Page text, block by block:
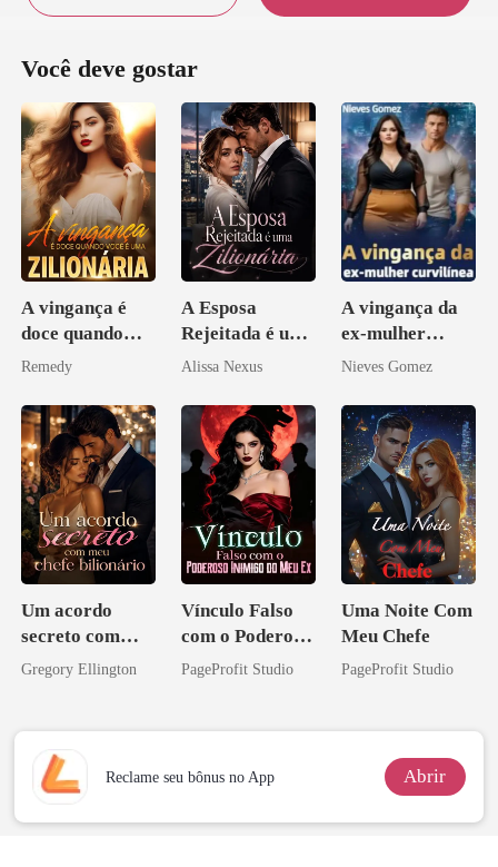
Você deve gostar
A vingança é
doce quando
você é uma
Remedy
A Esposa
Rejeitada é uma
Zilionária
Alissa Nexus
A vingança da
ex-mulher
curvilínea
Nieves Gomez
Um acordo
secreto com
meu chefe
Gregory Ellington
Vínculo Falso
com o Poderoso
Inimigo do Meu
PageProfit Studio
Uma Noite Com
Meu Chefe
PageProfit Studio
Reclame seu bônus no App Abrir